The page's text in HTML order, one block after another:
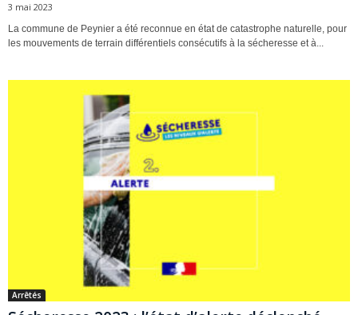
3 mai 2023
La commune de Peynier a été reconnue en état de catastrophe naturelle, pour
les mouvements de terrain différentiels consécutifs à la sécheresse et à...
Arrêtés